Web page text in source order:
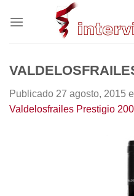
Publicado 27 agosto, 2015
Valdelosfrailes Prestigio